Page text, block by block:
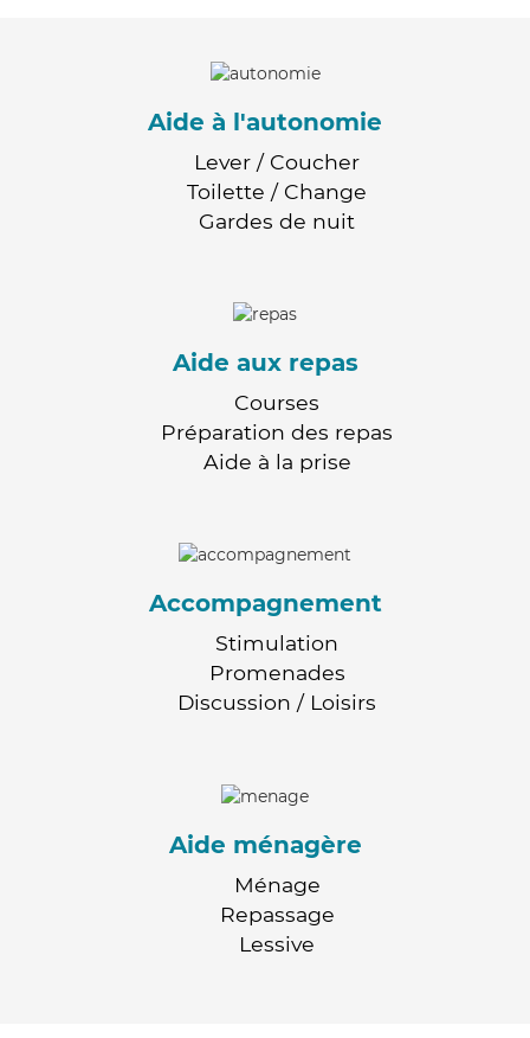
Aide à l'autonomie
Lever / Coucher
Toilette / Change
Gardes de nuit
Aide aux repas
Courses
Préparation des repas
Aide à la prise
Accompagnement
Stimulation
Promenades
Discussion / Loisirs
Aide ménagère
Ménage
Repassage
Lessive